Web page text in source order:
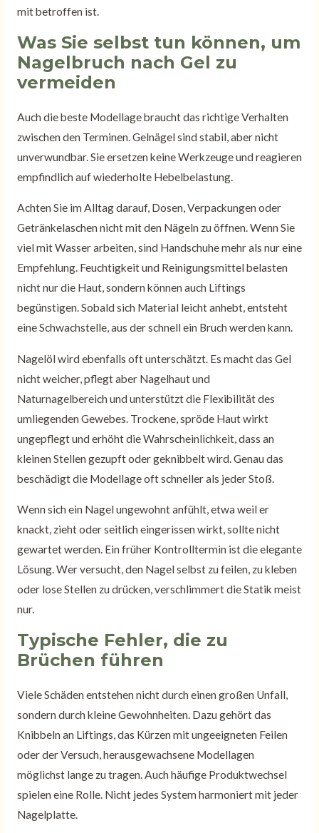
mit betroffen ist.
Was Sie selbst tun können, um
Nagelbruch nach Gel zu
vermeiden
Auch die beste Modellage braucht das richtige Verhalten
zwischen den Terminen. Gelnägel sind stabil, aber nicht
unverwundbar. Sie ersetzen keine Werkzeuge und reagieren
empfindlich auf wiederholte Hebelbelastung.
Achten Sie im Alltag darauf, Dosen, Verpackungen oder
Getränkelaschen nicht mit den Nägeln zu öffnen. Wenn Sie
viel mit Wasser arbeiten, sind Handschuhe mehr als nur eine
Empfehlung. Feuchtigkeit und Reinigungsmittel belasten
nicht nur die Haut, sondern können auch Liftings
begünstigen. Sobald sich Material leicht anhebt, entsteht
eine Schwachstelle, aus der schnell ein Bruch werden kann.
Nagelöl wird ebenfalls oft unterschätzt. Es macht das Gel
nicht weicher, pflegt aber Nagelhaut und
Naturnagelbereich und unterstützt die Flexibilität des
umliegenden Gewebes. Trockene, spröde Haut wirkt
ungepflegt und erhöht die Wahrscheinlichkeit, dass an
kleinen Stellen gezupft oder geknibbelt wird. Genau das
beschädigt die Modellage oft schneller als jeder Stoß.
Wenn sich ein Nagel ungewohnt anfühlt, etwa weil er
knackt, zieht oder seitlich eingerissen wirkt, sollte nicht
gewartet werden. Ein früher Kontrolltermin ist die elegante
Lösung. Wer versucht, den Nagel selbst zu feilen, zu kleben
oder lose Stellen zu drücken, verschlimmert die Statik meist
nur.
Typische Fehler, die zu
Brüchen führen
Viele Schäden entstehen nicht durch einen großen Unfall,
sondern durch kleine Gewohnheiten. Dazu gehört das
Knibbeln an Liftings, das Kürzen mit ungeeigneten Feilen
oder der Versuch, herausgewachsene Modellagen
möglichst lange zu tragen. Auch häufige Produktwechsel
spielen eine Rolle. Nicht jedes System harmoniert mit jeder
Nagelplatte.